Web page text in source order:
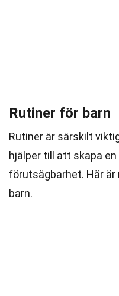
Rutiner för barn
Rutiner är särskilt
hjälper till att skapa
förutsägbarhet. Här
barn.